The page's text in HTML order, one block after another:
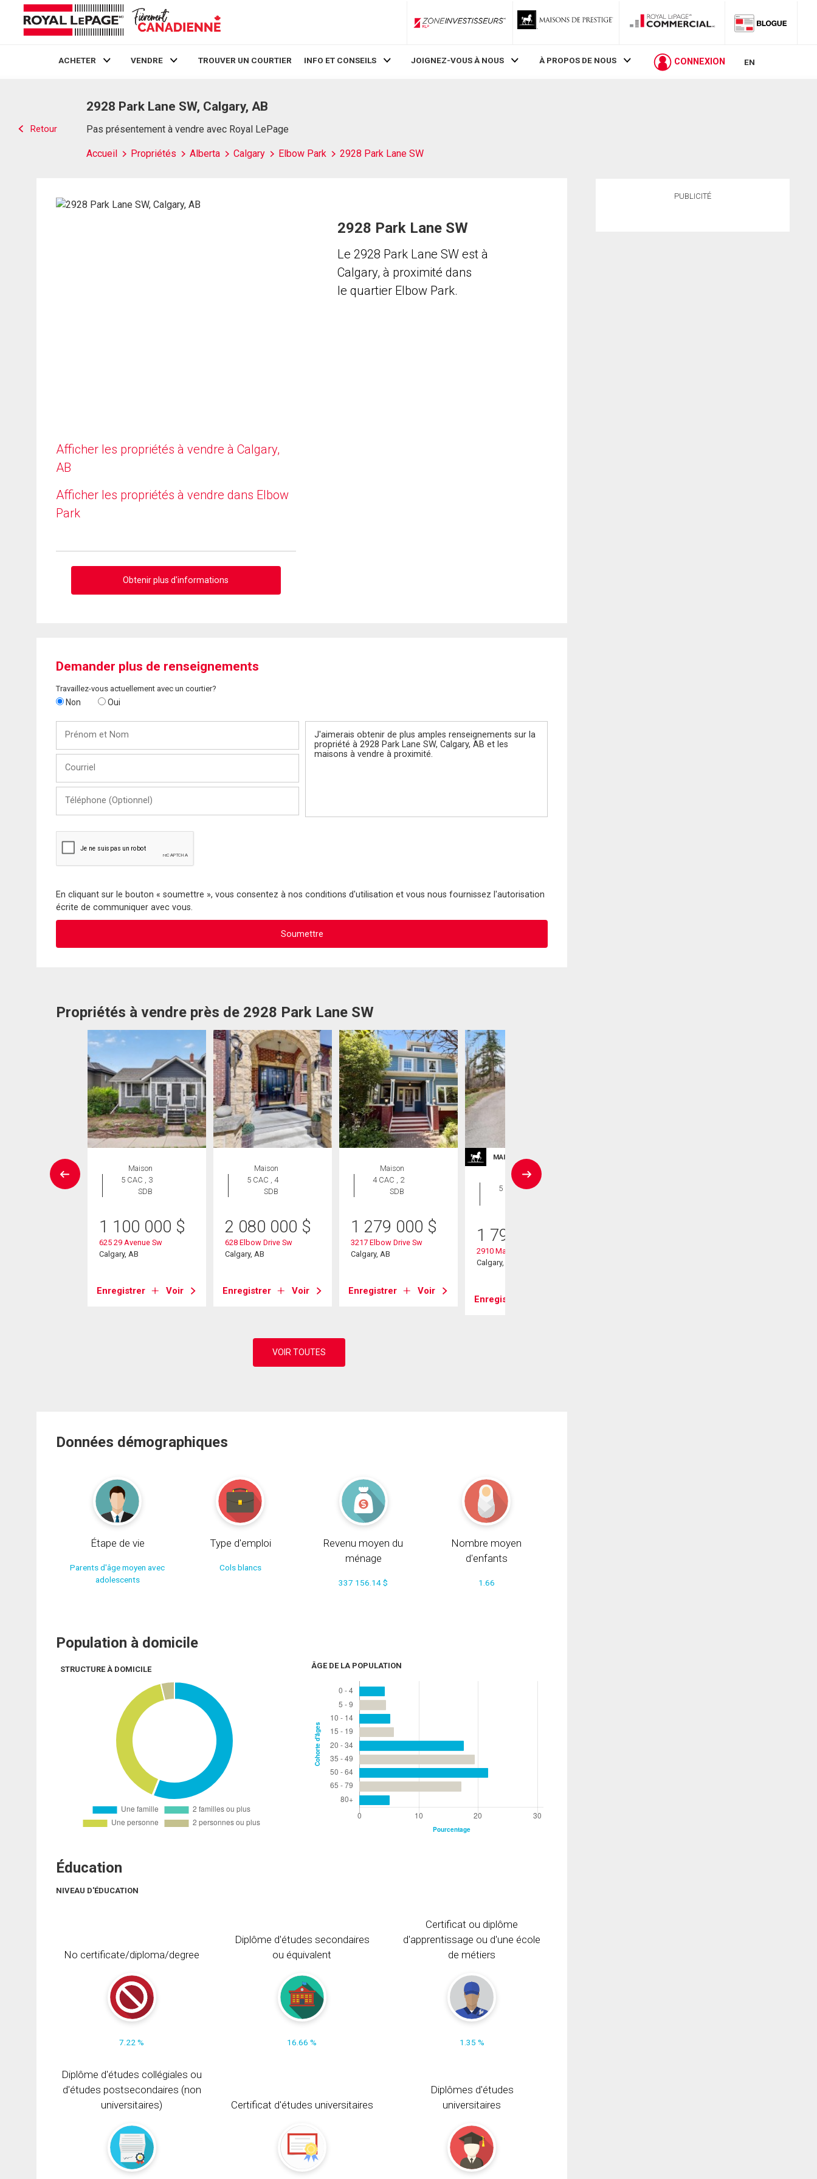
ZoneInvestisseurs RLP
ACHETER VENDRE TROUVER UN COURTIER INFO ET CONSEILS JOIGNEZ-VOUS À NOUS À PROPOS DE NOUS CONNEXION EN
Retour
2928 Park Lane SW, Calgary, AB
Pas présentement à vendre avec Royal LePage
Accueil Propriétés Alberta Calgary Elbow Park 2928 Park Lane SW
Afficher les propriétés à vendre à Calgary,
AB
Afficher les propriétés à vendre dans Elbow
Park
Obtenir plus d'informations
2928 Park Lane SW
Le 2928 Park Lane SW est à
Calgary, à proximité dans
le quartier Elbow Park.
Demander plus de renseignements
Travaillez-vous actuellement avec un courtier?
Non Oui
Nom
(Optionnel)
En cliquant sur le bouton « soumettre », vous consentez à nos conditions d'utilisation et vous nous fournissez l'autorisation
écrite de communiquer avec vous.
Propriétés à vendre près de 2928 Park Lane SW
Maison
5 CAC , 3
SDB
1 100 000 $
625 29 Avenue Sw
Calgary, AB
Enregistrer Voir
Maison
5 CAC , 4
SDB
2 080 000 $
628 Elbow Drive Sw
Calgary, AB
Enregistrer Voir
Maison
4 CAC , 2
SDB
1 279 000 $
3217 Elbow Drive Sw
Calgary, AB
Enregistrer Voir
MAISONS DE PRESTIGE
Maison
5 CAC , 2
1 795 000
2910 Marquette Street Sw
Calgary, AB
Enregistrer
Données démographiques
Étape de vie
Parents d'âge moyen avec
adolescents
Type d'emploi
Cols blancs
Revenu moyen du
ménage
337 156.14 $
Nombre moyen
d'enfants
1.66
Population à domicile
STRUCTURE À DOMICILE ÂGE DE LA POPULATION
Éducation
NIVEAU D'ÉDUCATION
No certificate/diploma/degree
7.22 %
Diplôme d'études secondaires
ou équivalent
16.66 %
Certificat ou diplôme
d'apprentissage ou d'une école
de métiers
1.35 %
Diplôme d'études collégiales ou
d'études postsecondaires (non
universitaires)
Certificat d'études universitaires
Diplômes d'études
universitaires
PUBLICITÉ